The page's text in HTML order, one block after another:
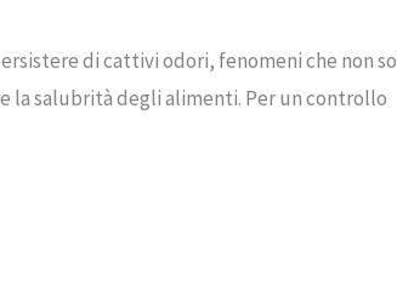
di cattivi odori, fenomeni che non
la salubrità degli alimenti. Per un controllo